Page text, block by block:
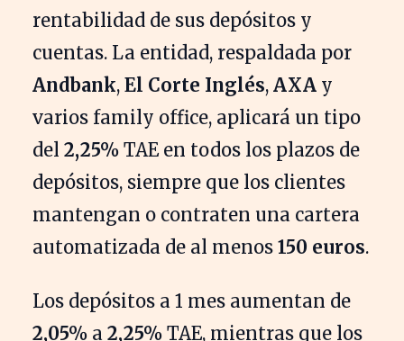
rentabilidad de sus depósitos y
cuentas. La entidad, respaldada por
Andbank, El Corte Inglés, AXA y
varios family office, aplicará un tipo
del 2,25% TAE en todos los plazos de
depósitos, siempre que los clientes
mantengan o contraten una cartera
automatizada de al menos 150 euros.
Los depósitos a 1 mes aumentan de
2,05% a 2,25% TAE, mientras que los